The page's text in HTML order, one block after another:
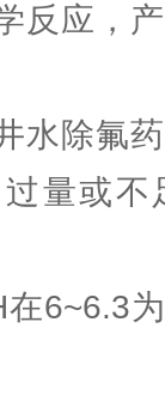
反应，
水除氟
量或不
6~6.3